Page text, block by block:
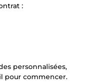
:
personnalisées,
pour commencer.